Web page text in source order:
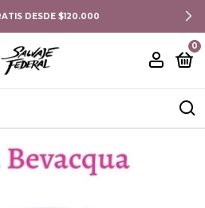
DESDE $120.000
0